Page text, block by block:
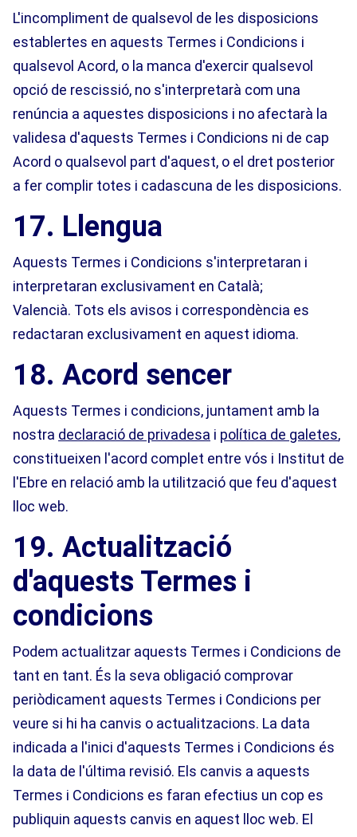
L'incompliment de qualsevol de les disposicions
establertes en aquests Termes i Condicions i
qualsevol Acord, o la manca d'exercir qualsevol
opció de rescissió, no s'interpretarà com una
renúncia a aquestes disposicions i no afectarà la
validesa d'aquests Termes i Condicions ni de cap
Acord o qualsevol part d'aquest, o el dret posterior
a fer complir totes i cadascuna de les disposicions.
17. Llengua
Aquests Termes i Condicions s'interpretaran i
interpretaran exclusivament en Català;
Valencià. Tots els avisos i correspondència es
redactaran exclusivament en aquest idioma.
18. Acord sencer
Aquests Termes i condicions, juntament amb la
nostra declaració de privadesa i política de galetes,
constitueixen l'acord complet entre vós i Institut de
l'Ebre en relació amb la utilització que feu d'aquest
lloc web.
19. Actualització
d'aquests Termes i
condicions
Podem actualitzar aquests Termes i Condicions de
tant en tant. És la seva obligació comprovar
periòdicament aquests Termes i Condicions per
veure si hi ha canvis o actualitzacions. La data
indicada a l'inici d'aquests Termes i Condicions és
la data de l'última revisió. Els canvis a aquests
Termes i Condicions es faran efectius un cop es
publiquin aquests canvis en aquest lloc web. El